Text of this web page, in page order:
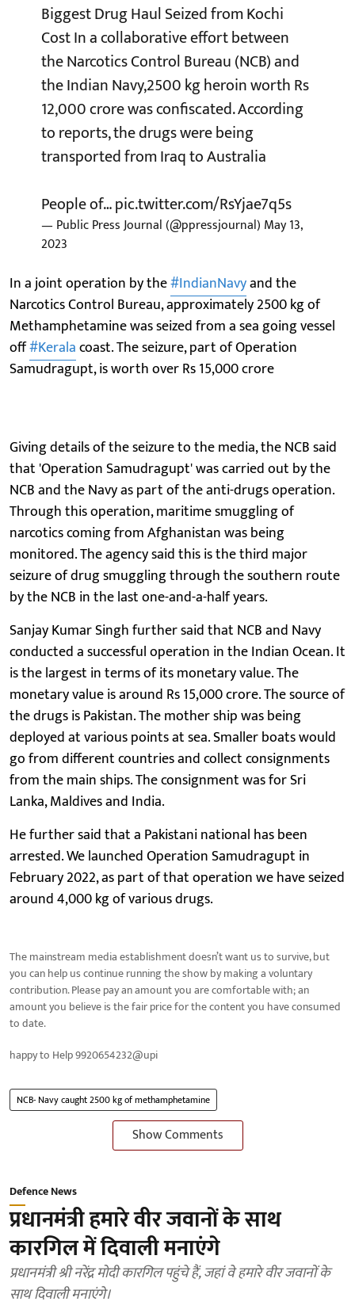
Biggest Drug Haul Seized from Kochi
Cost In a collaborative effort between
the Narcotics Control Bureau (NCB) and
the Indian Navy,2500 kg heroin worth Rs
12,000 crore was confiscated. According
to reports, the drugs were being
transported from Iraq to Australia
People of…pic.twitter.com/RsYjae7q5s
— Public Press Journal (@ppressjournal) May 13,
2023
In a joint operation by the#IndianNavyand the
Narcotics Control Bureau, approximately 2500 kg of
Methamphetamine was seized from a sea going vessel
off#Keralacoast. The seizure, part of Operation
Samudragupt, is worth over Rs 15,000 crore
Giving details of the seizure to the media, the NCB said
that 'Operation Samudragupt' was carried out by the
NCB and the Navy as part of the anti-drugs operation.
Through this operation, maritime smuggling of
narcotics coming from Afghanistan was being
monitored. The agency said this is the third major
seizure of drug smuggling through the southern route
by the NCB in the last one-and-a-half years.
Sanjay Kumar Singh further said that NCB and Navy
conducted a successful operation in the Indian Ocean. It
is the largest in terms of its monetary value. The
monetary value is around Rs 15,000 crore. The source of
the drugs is Pakistan. The mother ship was being
deployed at various points at sea. Smaller boats would
go from different countries and collect consignments
from the main ships. The consignment was for Sri
Lanka, Maldives and India.
He further said that a Pakistani national has been
arrested. We launched Operation Samudragupt in
February 2022, as part of that operation we have seized
around 4,000 kg of various drugs.
The mainstream media establishment doesn’t want us to survive, but
you can help us continue running the show by making a voluntary
contribution. Please pay an amount you are comfortable with; an
amount you believe is the fair price for the content you have consumed
to date.
happy to Help 9920654232@upi
NCB- Navy caught 2500 kg of methamphetamine
Show Comments
Defence News
प्रधानमंत्री हमारे वीर जवानों के साथ
कारगिल में दिवाली मनाएंगे
प्रधानमंत्री श्री नरेंद्र मोदी कारगिल पहुंचे हैं, जहां वे हमारे वीर जवानों के
साथ दिवाली मनाएंगे।